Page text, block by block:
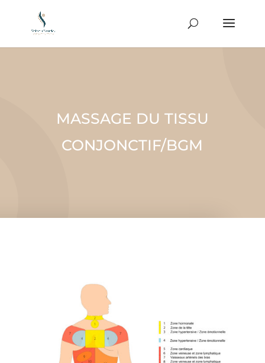
MASSAGE DU TISSU
CONJONCTIF/BGM